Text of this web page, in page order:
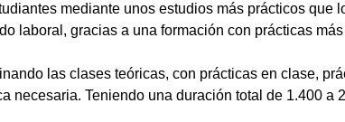
mediante unos estudios más prácticos que
laboral, gracias a una formación con prácticas
las clases teóricas, con prácticas en clase,
necesaria. Teniendo una duración total de 1.400 a